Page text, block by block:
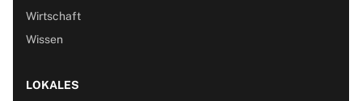
Wirtschaft
Wissen
LOKALES